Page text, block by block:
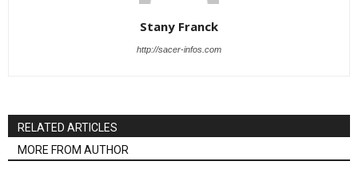
Stany Franck
http://sacer-infos.com
RELATED ARTICLES
MORE FROM AUTHOR